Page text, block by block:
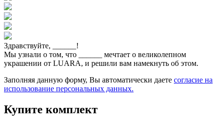
Здравствуйте,
!
Мы узнали о том, что
мечтает о великолепном
украшении от LUARA, и решили вам намекнуть об этом.
Заполняя данную форму, Вы автоматически даете согласие на
использование персональных данных.
Купите комплект